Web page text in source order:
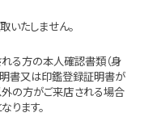
たしません。
る方の本人確認書類（身
書又は印鑑登録証明書が
外の方がご来店される場合
ります。